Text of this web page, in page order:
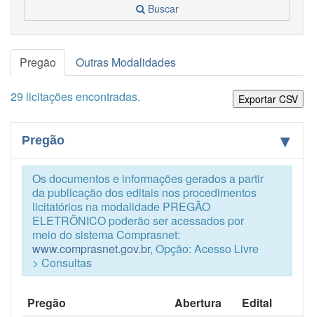
Buscar
Pregão Outras Modalidades
29 licitações encontradas. Exportar CSV
Pregão
Os documentos e informações gerados a partir
da publicação dos editais nos procedimentos
licitatórios na modalidade PREGÃO
ELETRÔNICO poderão ser acessados por
meio do sistema Comprasnet:
www.comprasnet.gov.br, Opção: Acesso Livre
> Consultas
Pregão Abertura Edital